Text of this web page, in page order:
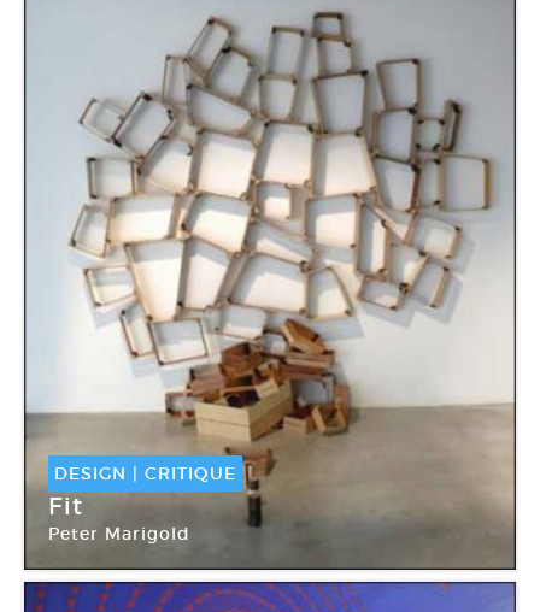
DESIGN CRITIQUE
Fit
Peter Marigold